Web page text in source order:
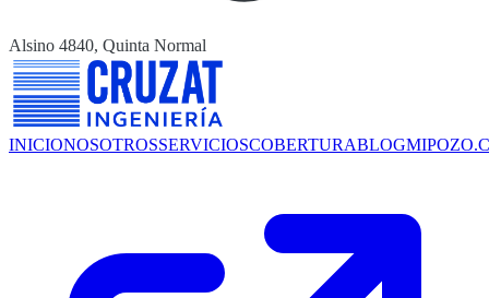
Alsino 4840, Quinta Normal
INICIONOSOTROSSERVICIOSCOBERTURABLOG